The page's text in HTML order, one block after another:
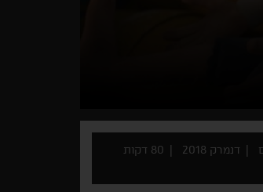
דנמרק 2018
80 דקות